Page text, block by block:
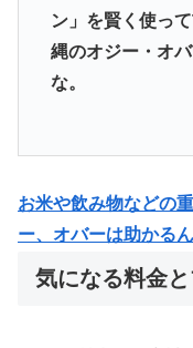
ン」を賢く使っ
縄のオジー・オ
な。
お米や飲み物などの
ー、オバーは助かるん
気になる料金